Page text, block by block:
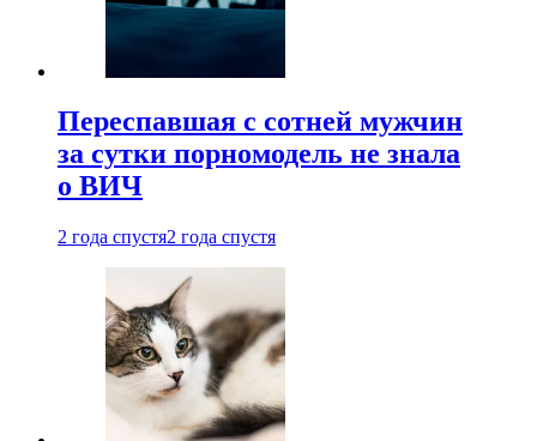
Переспавшая с сотней мужчин
за сутки порномодель не знала
о ВИЧ
2 года спустя2 года спустя